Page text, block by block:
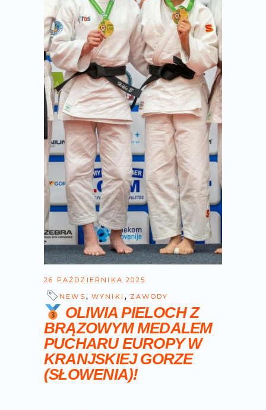
26 PAŹDZIERNIKA 2025
NEWS , WYNIKI , ZAWODY
OLIWIA PIELOCH Z
BRĄZOWYM MEDALEM
PUCHARU EUROPY W
KRANJSKIEJ GORZE
(SŁOWENIA)!